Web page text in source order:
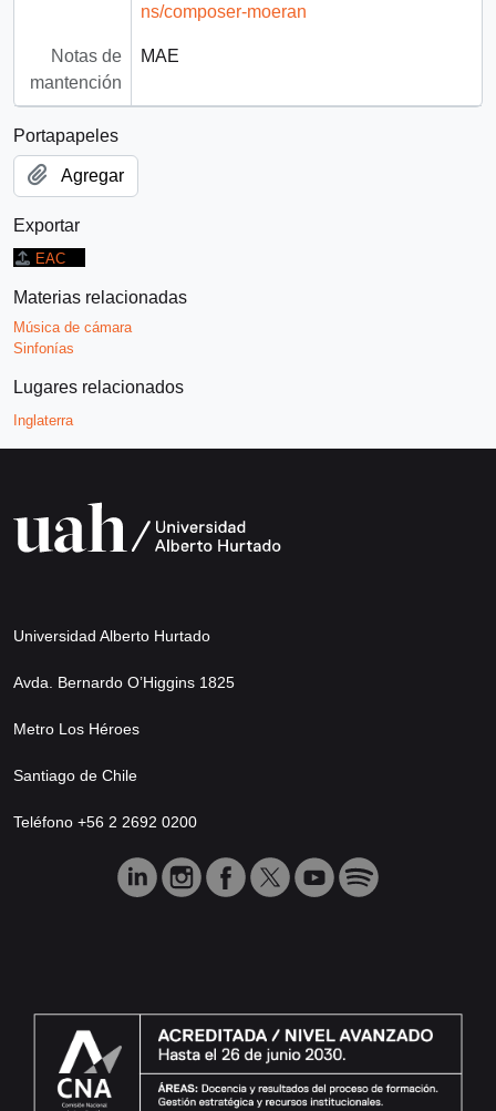
ns/composer-moeran
Notas de
mantención
MAE
Portapapeles
Agregar
Exportar
EAC
Materias relacionadas
Música de cámara
Sinfonías
Lugares relacionados
Inglaterra
Universidad Alberto Hurtado
Avda. Bernardo O’Higgins 1825
Metro Los Héroes
Santiago de Chile
Teléfono +56 2 2692 0200